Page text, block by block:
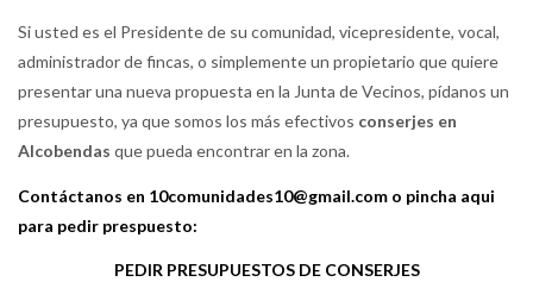
Si usted es el Presidente de su comunidad, vicepresidente, vocal,
administrador de fincas, o simplemente un propietario que quiere
presentar una nueva propuesta en la Junta de Vecinos, pídanos un
presupuesto, ya que somos los más efectivos conserjes en
Alcobendas que pueda encontrar en la zona.
Contáctanos en 10comunidades10@gmail.com o pincha aqui
para pedir prespuesto:
PEDIR PRESUPUESTOS DE CONSERJES